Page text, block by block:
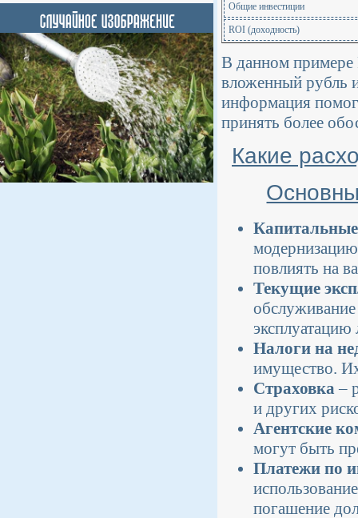
Общие инвестиции
ROI (доходность)
В данном примере
вложенный рубль
информация
принять более
Какие
повлиять на
Текущие
Налоги на
имущество.
Страховка–
и других
Агентские
могут быть
Платежи по
погашение